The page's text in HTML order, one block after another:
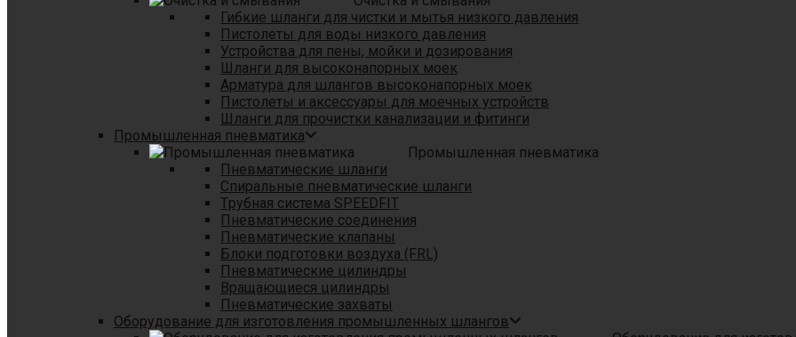
Гибкие шланги для чистки и мытья низкого давления
Пистолеты для воды низкого давления
Устройства для пены, мойки и дозирования
Шланги для высоконапорных моек
Арматура для шлангов высоконапорных моек
Пистолеты и аксессуары для моечных устройств
Шланги для прочистки канализации и фитинги
Промышленная пневматика
Промышленная пневматика
Пневматические шланги
Спиральные пневматические шланги
Tрубная система SPEEDFIT
Пневматические соединения
Пневматические клапаны
Блоки подготовки воздуха (FRL)
Пневматические цилиндры
Вращающиеся цилиндры
Пневматические захваты
Оборудование для изготовления промышленных шлангов